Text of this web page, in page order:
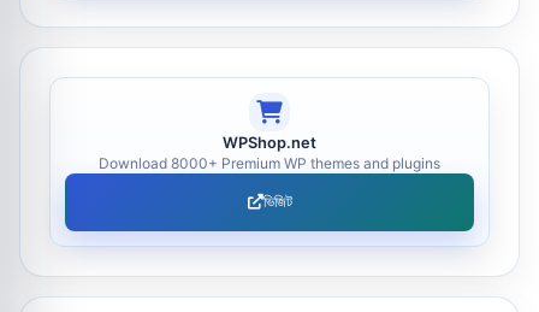
WPShop.net
Download 8000+ Premium WP themes and plugins
ভিজিট